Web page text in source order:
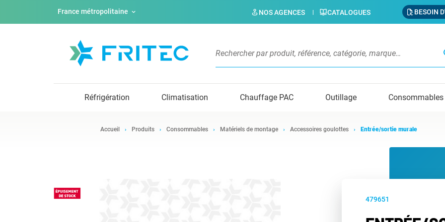
France métropolitaine NOS AGENCES CATALOGUES BESOIN
Réfrigération Climatisation Chauffage PAC Outillage Consommables
Accueil Produits Consommables Matériels de montage Accessoires goulottes Entrée/sortie murale
479651